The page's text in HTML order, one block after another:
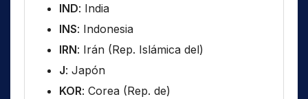
IND: India
INS: Indonesia
IRN: Irán (Rep. Islámica del)
J: Japón
KOR: Corea (Rep. de)